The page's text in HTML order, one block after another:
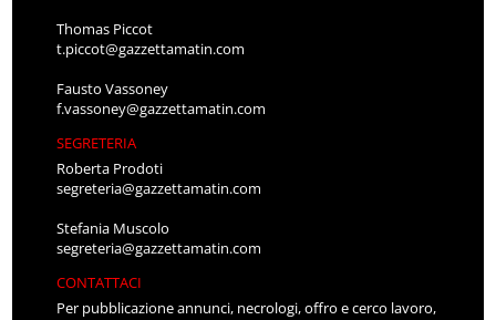
Thomas Piccot
t.piccot@gazzettamatin.com
Fausto Vassoney
f.vassoney@gazzettamatin.com
SEGRETERIA
Roberta Prodoti
segreteria@gazzettamatin.com
Stefania Muscolo
segreteria@gazzettamatin.com
CONTATTACI
Per pubblicazione annunci, necrologi, offro e cerco lavoro,